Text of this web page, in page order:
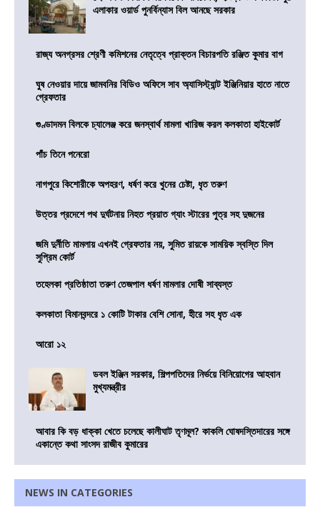
এলাকার ওয়ার্ড পুনর্বিন্যাস বিল আনছে সরকার
রাজ্য অনগ্রসর শ্রেণী কমিশনের নেতৃত্বে প্রাক্তন বিচারপতি রঞ্জিত কুমার বাগ
ঘুষ নেওয়ার দায়ে জামবনির বিডিও অফিসে সাব অ্যাসিস্ট্যান্ট ইঞ্জিনিয়ার হাতে নাতে
গ্রেফতার
গুণ্ডাদমন বিলকে চ্যালেঞ্জ করে জনস্বার্থ মামলা খারিজ করল কলকাতা হাইকোর্ট
পাঁচ তিনে পনেরো
নাগপুরে কিশোরীকে অপহরণ, ধর্ষণ করে খুনের চেষ্টা, ধৃত তরুণ
উত্তর প্রদেশে পথ দুর্ঘটনায় নিহত প্রয়াত গ্যাং স্টারের পুত্র সহ দুজনের
জমি দুর্নীতি মামলায় এখনই গ্রেফতার নয়, সুমিত রায়কে সাময়িক স্বস্তি দিল
সুপ্রিম কোর্ট
তহেলকা প্রতিষ্ঠাতা তরুণ তেজপাল ধর্ষণ মামলার দোষী সাব্যস্ত
কলকাতা বিমানবন্দরে ১ কোটি টাকার বেশি সোনা, হীরে সহ ধৃত এক
আরো ১২
ডবল ইঞ্জিন সরকার, শিল্পপতিদের নির্ভয়ে বিনিয়োগের আহবান
মুখ্যমন্ত্রীর
আবার কি বড় ধাক্কা খেতে চলেছে কালীঘাট তৃণমূল? কাকলি ঘোষদস্তিদারের সঙ্গে
একান্তে কথা সাংসদ রাজীব কুমারের
NEWS IN CATEGORIES